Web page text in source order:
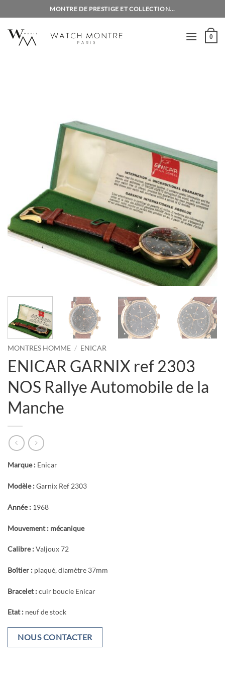
au
contenu
MONTRE DE PRESTIGE ET COLLECTION...
0
MONTRES HOMME / ENICAR
ENICAR GARNIX ref 2303
NOS Rallye Automobile de la
Manche
Marque : Enicar
Modèle :Garnix Ref 2303
Année : 1968
Mouvement : mécanique
Calibre :Valjoux 72
Boîtier : plaqué, diamètre 37mm
Bracelet :cuir boucle Enicar
Etat : neuf de stock
NOUS CONTACTER